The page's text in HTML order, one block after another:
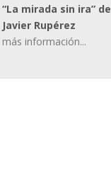
“La mirada sin ira” de
Javier Rupérez
más información...